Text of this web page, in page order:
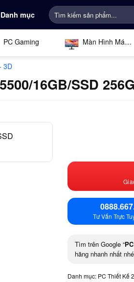
Danh mục
Tìm
kiếm:
PC Gaming
Màn Hình Máy
3D
16GB/SSD
Tư Vấn Trực
Tìm trên Google “
hãng nhanh nhất
Danh mục: PC Thiết Kế